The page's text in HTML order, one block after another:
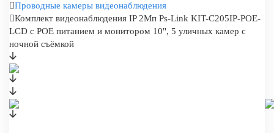
Проводные камеры видеонаблюдения
Комплект видеонаблюдения IP 2Мп Ps-Link KIT-C205IP-POE-
LCD с POE питанием и монитором 10", 5 уличных камер с
ночной съёмкой